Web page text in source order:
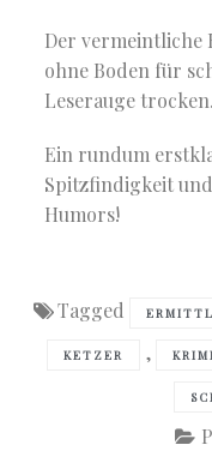
Der vermeintliche
ohne Boden für
Leserauge trocken.
Ein rundum
Spitzfindigkeit
Humors!
Tagged
KETZER , KRIMI